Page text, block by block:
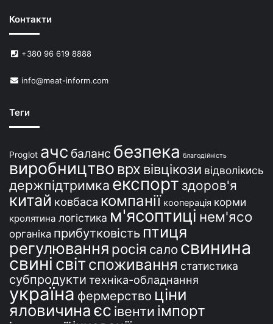
е
й
У
р
ї
Контакти
+380 96 619 8888
info@meat-inform.com
Теги
Proglot ачс баланс безпека благодійність
виробництво врх вівцікози відволікись
держпідтримка експорт здоров'я
китай ковбаса компанії кооперація корми
кролятина логістика м'ясоптиці нем'ясо
органіка прибутковість птиця
регулювання росія сало свинина
свині світспоживання статистика
субпродукти техніка-обладнання
україна фермерство ціни
яловичинаєс івенти імпорт